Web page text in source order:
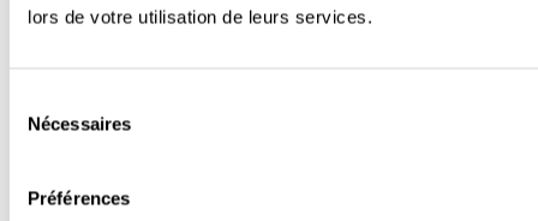
lors de votre utilisation de leurs services.
Nécessaires
Préférences